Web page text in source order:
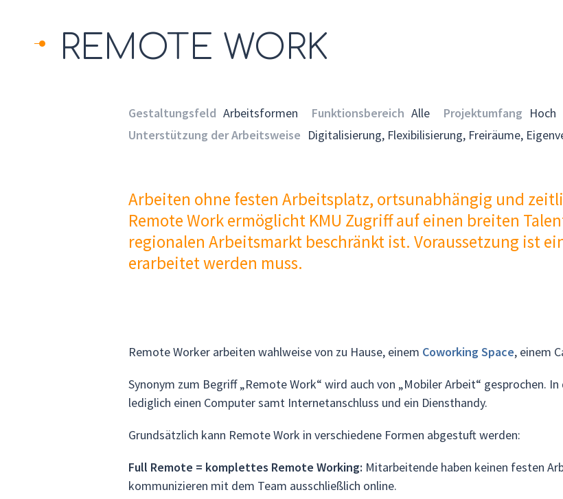
REMOTE WORK
Gestaltungsfeld Arbeitsformen Funktionsbereich Alle Projektumfang Hoch
Unterstützung der Arbeitsweise Digitalisierung, Flexibilisierung, Freiräume,
Arbeiten ohne festen Arbeitsplatz, ortsunabhängig und
Remote Work ermöglicht KMU Zugriff auf einen breiten
regionalen Arbeitsmarkt beschränkt ist. Voraussetzung ist
erarbeitet werden muss.
Remote Worker arbeiten wahlweise von zu Hause, einem Coworking Space, einem
Synonym zum Begriff „Remote Work“ wird auch von „Mobiler Arbeit“ gesprochen.
lediglich einen Computer samt Internetanschluss und ein Diensthandy.
Grundsätzlich kann Remote Work in verschiedene Formen abgestuft werden:
Full Remote = komplettes Remote Working: Mitarbeitende haben keinen festen
kommunizieren mit dem Team ausschließlich online.